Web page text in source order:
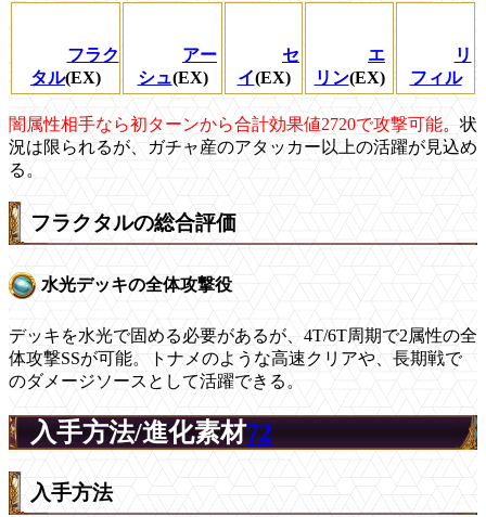
フラク
タル(EX)
アー
シュ(EX)
セ
イ(EX)
エ
リン(EX)
リ
フィル
闇属性相手なら初ターンから合計効果値2720で攻撃可能。状
況は限られるが、ガチャ産のアタッカー以上の活躍が見込め
る。
フラクタルの総合評価
水光デッキの全体攻撃役
デッキを水光で固める必要があるが、4T/6T周期で2属性の全
体攻撃SSが可能。トナメのような高速クリアや、長期戦で
のダメージソースとして活躍できる。
入手方法/進化素材72
入手方法